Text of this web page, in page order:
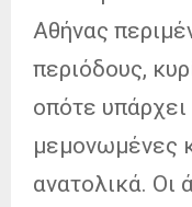
Αθήνας
περιόδους,
οπότε υπάρχει
μεμονωμένες
ανατολικά. Οι